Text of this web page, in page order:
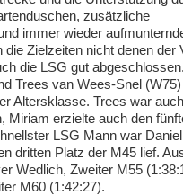
zusätzliche
immer wieder
die Zielzeiten nicht denen der
die LSG gut
Trees van Wees-Snel
Altersklasse. Trees war
Miriam erzielte auch den
LSG Mann war
dritten Platz der M45 lief.
Wedlich, Zweiter M55
M60 (1:42:27).